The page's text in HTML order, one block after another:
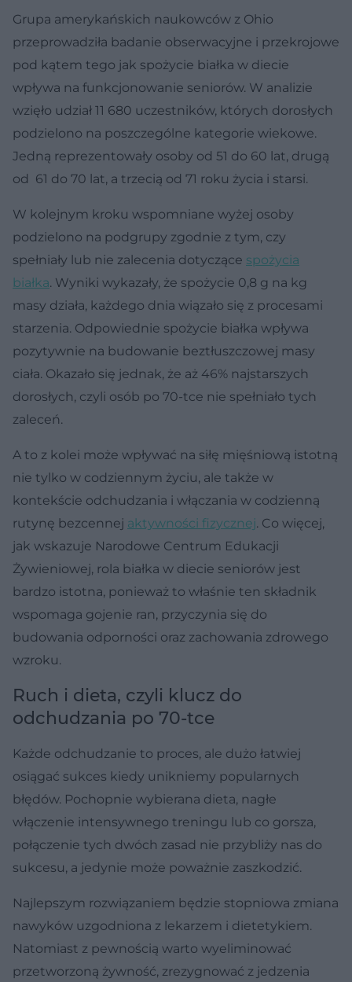
Grupa amerykańskich naukowców z Ohio
przeprowadziła badanie obserwacyjne i przekrojowe
pod kątem tego jak spożycie białka w diecie
wpływa na funkcjonowanie seniorów. W analizie
wzięło udział 11 680 uczestników, których dorosłych
podzielono na poszczególne kategorie wiekowe.
Jedną reprezentowały osoby od 51 do 60 lat, drugą
od 61 do 70 lat, a trzecią od 71 roku życia i starsi.
W kolejnym kroku wspomniane wyżej osoby
podzielono na podgrupy zgodnie z tym, czy
spełniały lub nie zalecenia dotyczące spożycia
białka. Wyniki wykazały, że spożycie 0,8 g na kg
masy działa, każdego dnia wiązało się z procesami
starzenia. Odpowiednie spożycie białka wpływa
pozytywnie na budowanie beztłuszczowej masy
ciała. Okazało się jednak, że aż 46% najstarszych
dorosłych, czyli osób po 70-tce nie spełniało tych
zaleceń.
A to z kolei może wpływać na siłę mięśniową istotną
nie tylko w codziennym życiu, ale także w
kontekście odchudzania i włączania w codzienną
rutynę bezcennej aktywności fizycznej. Co więcej,
jak wskazuje Narodowe Centrum Edukacji
Żywieniowej, rola białka w diecie seniorów jest
bardzo istotna, ponieważ to właśnie ten składnik
wspomaga gojenie ran, przyczynia się do
budowania odporności oraz zachowania zdrowego
wzroku.
Ruch i dieta, czyli klucz do
odchudzania po 70-tce
Każde odchudzanie to proces, ale dużo łatwiej
osiągać sukces kiedy unikniemy popularnych
błędów. Pochopnie wybierana dieta, nagłe
włączenie intensywnego treningu lub co gorsza,
połączenie tych dwóch zasad nie przybliży nas do
sukcesu, a jedynie może poważnie zaszkodzić.
Najlepszym rozwiązaniem będzie stopniowa zmiana
nawyków uzgodniona z lekarzem i dietetykiem.
Natomiast z pewnością warto wyeliminować
przetworzoną żywność, zrezygnować z jedzenia